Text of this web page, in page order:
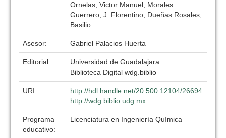
Ornelas, Victor Manuel; Morales
Guerrero, J. Florentino; Dueñas Rosales,
Basilio
Asesor: Gabriel Palacios Huerta
Editorial:
Universidad de Guadalajara
Biblioteca Digital wdg.biblio
URI:
http://hdl.handle.net/20.500.12104/26694
http://wdg.biblio.udg.mx
Programa
educativo:
Licenciatura en Ingeniería Química